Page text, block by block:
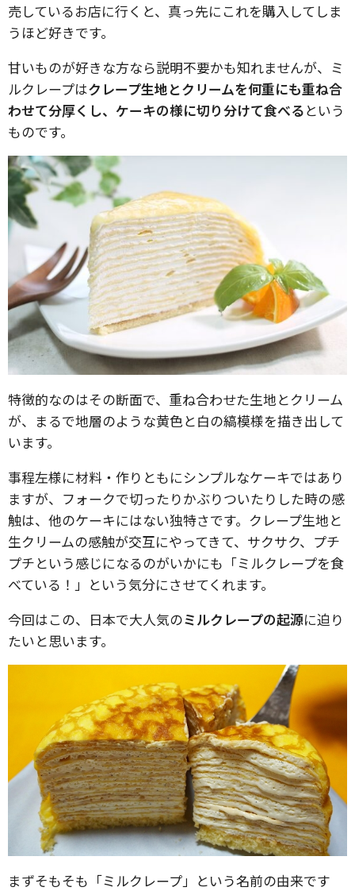
売しているお店に行くと、真っ先にこれを購入してしま
うほど好きです。
甘いものが好きな方なら説明不要かも知れませんが、ミ
ルクレープはクレープ生地とクリームを何重にも重ね合
わせて分厚くし、ケーキの様に切り分けて食べるという
ものです。
特徴的なのはその断面で、重ね合わせた生地とクリーム
が、まるで地層のような黄色と白の縞模様を描き出して
います。
事程左様に材料・作りともにシンプルなケーキではあり
ますが、フォークで切ったりかぶりついたりした時の感
触は、他のケーキにはない独特さです。クレープ生地と
生クリームの感触が交互にやってきて、サクサク、プチ
プチという感じになるのがいかにも「ミルクレープを食
べている！」という気分にさせてくれます。
今回はこの、日本で大人気のミルクレープの起源に迫り
たいと思います。
まずそもそも「ミルクレープ」という名前の由来です